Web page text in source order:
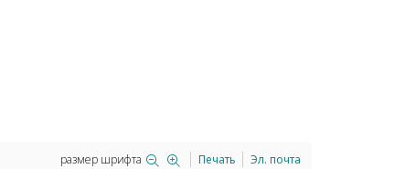
размер шрифта Печать Эл. почта